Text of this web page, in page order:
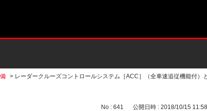
> レーダークルーズコントロールシステム［ACC］（全車速追従機能付）
No : 641 公開日時 : 2018/10/15 11:58